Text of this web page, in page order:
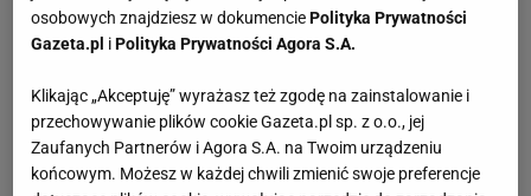
osobowych znajdziesz w dokumenciePolityka Prywatności
Gazeta.pl iPolityka Prywatności Agora S.A.
Klikając „Akceptuję” wyrażasz też zgodę na zainstalowanie i
przechowywanie plików cookie Gazeta.pl sp. z o.o., jej
Zaufanych Partnerów i Agora S.A. na Twoim urządzeniu
końcowym. Możesz w każdej chwili zmienić swoje preferencje